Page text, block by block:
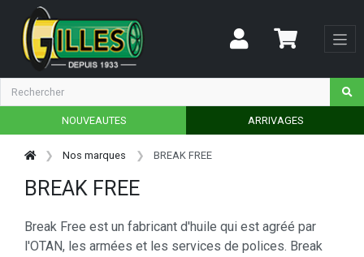
NOUVEAUTES ARRIVAGES
Nos marques BREAK FREE
BREAK FREE
Break Free est un fabricant d'huile qui est agréé par
l'OTAN, les armées et les services de polices. Break